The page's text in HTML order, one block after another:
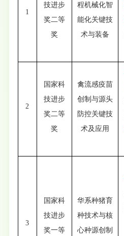
1
技进步
奖二等
奖
程机械化智
能化关键技
术与装备
2
国家科
技进步
奖二等
奖
禽流感疫苗
创制与源头
防控关键技
术及应用
3
国家科
技进步
奖一等
华系种猪育
种技术与核
心种源创制